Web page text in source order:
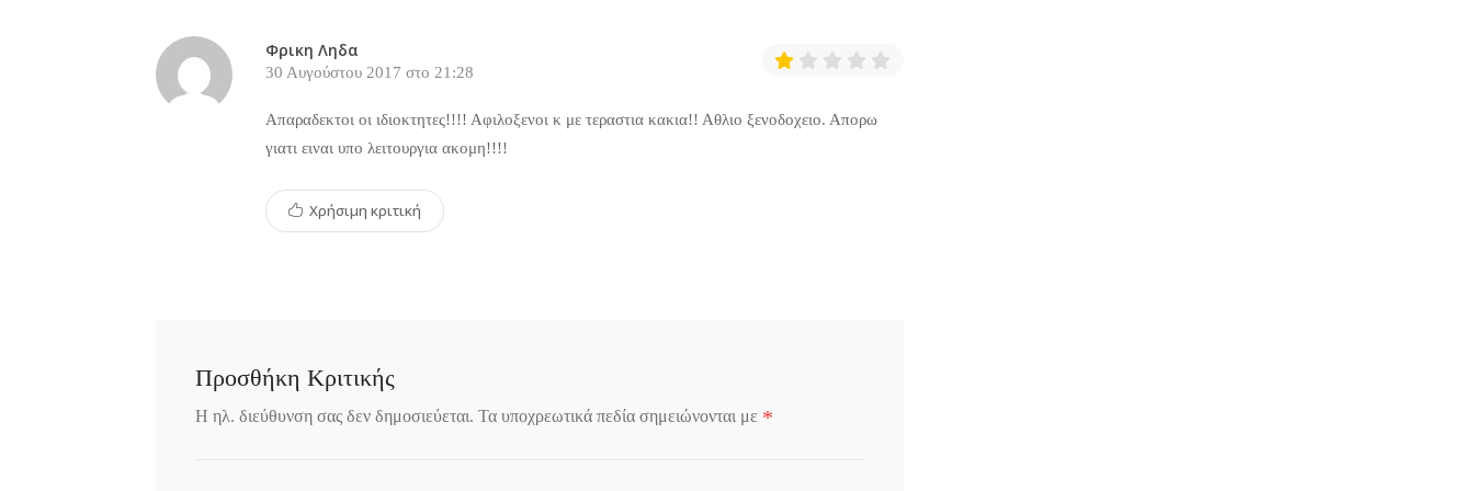
Φρικη Ληδα
30 Αυγούστου 2017 στο 21:28
Απαραδεκτοι οι ιδιοκτητες!!!! Αφιλοξενοι κ με τεραστια κακια!! Αθλιο ξενοδοχειο. Απορω
γιατι ειναι υπο λειτουργια ακομη!!!!
Χρήσιμη κριτική
Προσθήκη Κριτικής
Η ηλ. διεύθυνση σας δεν δημοσιεύεται. Τα υποχρεωτικά πεδία σημειώνονται με *